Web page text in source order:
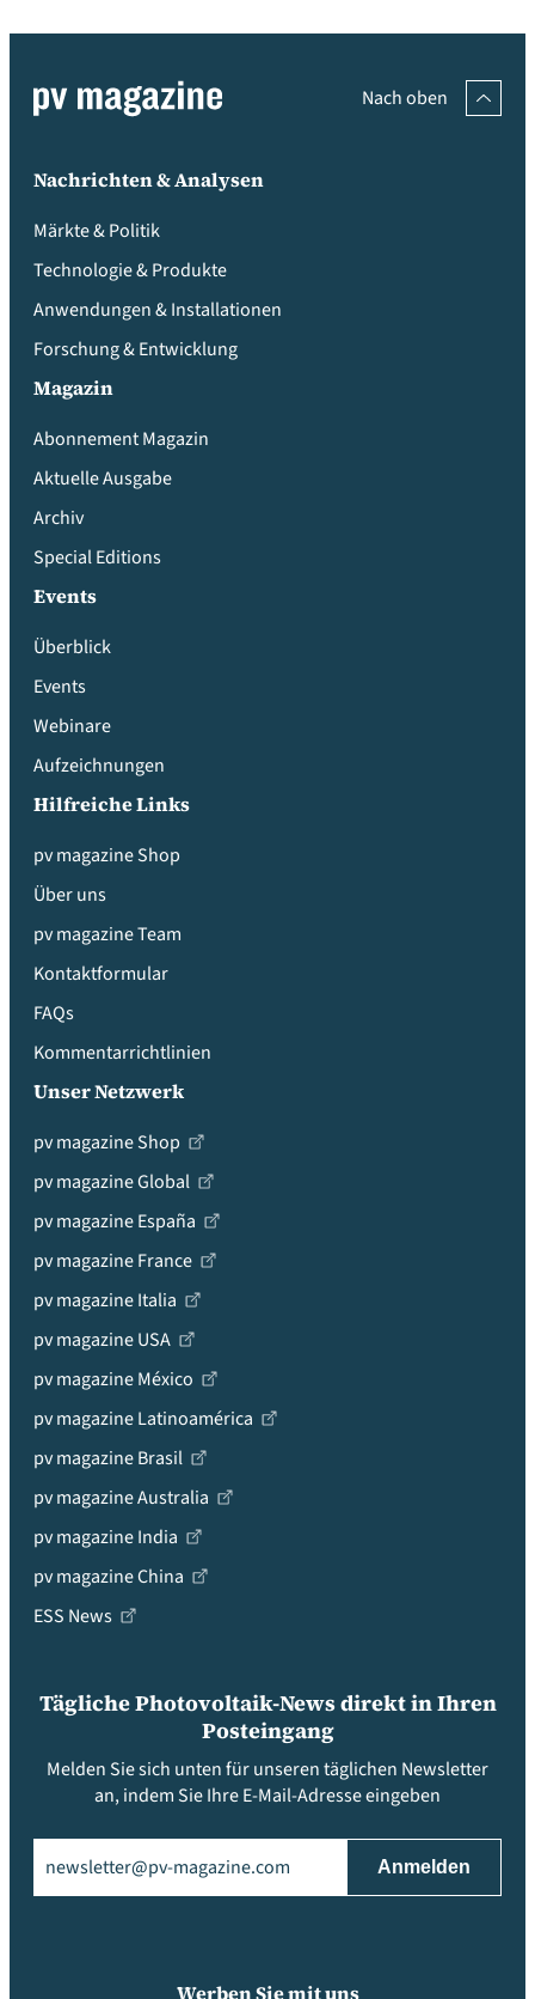
Nach oben
Nachrichten & Analysen
Märkte & Politik
Technologie & Produkte
Anwendungen & Installationen
Forschung & Entwicklung
Magazin
Abonnement Magazin
Aktuelle Ausgabe
Archiv
Special Editions
Events
Überblick
Events
Webinare
Aufzeichnungen
Hilfreiche Links
pv magazine Shop
Über uns
pv magazine Team
Kontaktformular
FAQs
Kommentarrichtlinien
Unser Netzwerk
pv magazine Shop
pv magazine Global
pv magazine España
pv magazine France
pv magazine Italia
pv magazine USA
pv magazine México
pv magazine Latinoamérica
pv magazine Brasil
pv magazine Australia
pv magazine India
pv magazine China
ESS News
Tägliche Photovoltaik-News direkt in Ihren
Posteingang
Melden Sie sich unten für unseren täglichen Newsletter
an, indem Sie Ihre E-Mail-Adresse eingeben
Werben Sie mit uns